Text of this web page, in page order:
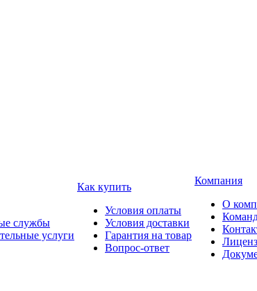
службы
услуги
Как купить
Условия оплаты
Условия доставки
Гарантия на товар
Вопрос-ответ
Компания
О